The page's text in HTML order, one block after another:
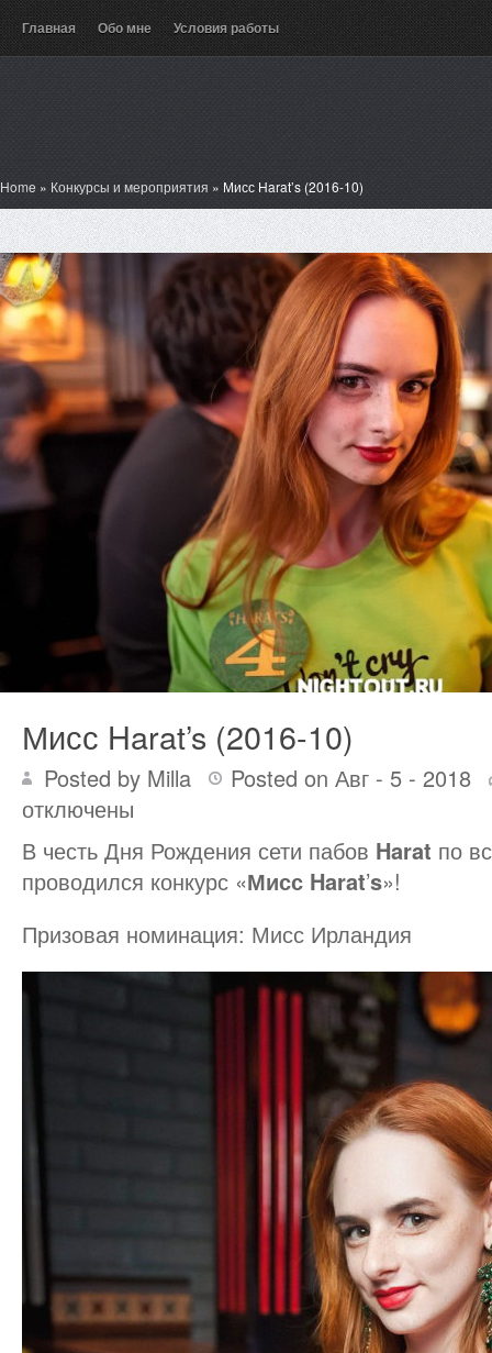
Главная Обо мне Условия работы
Home » Конкурсы и мероприятия »Мисс Harat’s (2016-10)
Мисс Harat’s (2016-10)
Posted by Milla
Posted on Авг - 5 - 2018
отключены
В честь Дня Рождения сети пабов Harat по
проводился конкурс «Мисс Harat’s»!
Призовая номинация: Мисс Ирландия